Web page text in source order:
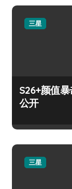
三星
S26+颜值
公开
三星